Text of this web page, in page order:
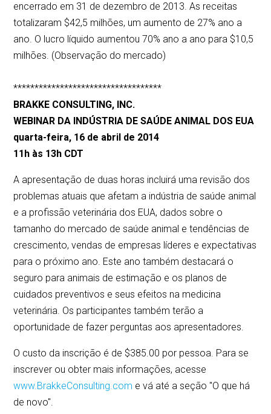
encerrado em 31 de dezembro de 2013. As receitas
totalizaram $42,5 milhões, um aumento de 27% ano a
ano. O lucro líquido aumentou 70% ano a ano para $10,5
milhões. (Observação do mercado)
***********************************
BRAKKE CONSULTING, INC.
WEBINAR DA INDÚSTRIA DE SAÚDE ANIMAL DOS EUA
quarta-feira, 16 de abril de 2014
11h às 13h CDT
A apresentação de duas horas incluirá uma revisão dos
problemas atuais que afetam a indústria de saúde animal
e a profissão veterinária dos EUA, dados sobre o
tamanho do mercado de saúde animal e tendências de
crescimento, vendas de empresas líderes e expectativas
para o próximo ano. Este ano também destacará o
seguro para animais de estimação e os planos de
cuidados preventivos e seus efeitos na medicina
veterinária. Os participantes também terão a
oportunidade de fazer perguntas aos apresentadores.
O custo da inscrição é de $385.00 por pessoa. Para se
inscrever ou obter mais informações, acesse
www.BrakkeConsulting.com e vá até a seção "O que há
de novo".